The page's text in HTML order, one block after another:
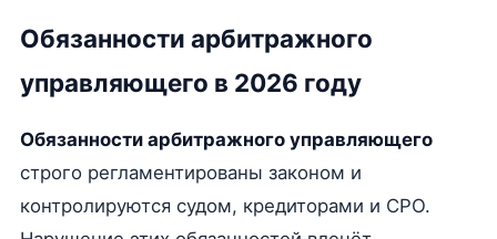
Обязанности арбитражного
управляющего в 2026 году
Обязанности арбитражного управляющего
строго регламентированы законом и
контролируются судом, кредиторами и СРО.